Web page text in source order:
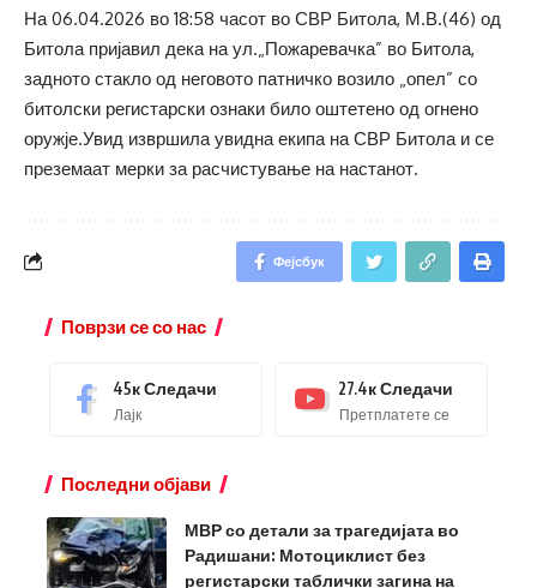
На 06.04.2026 во 18:58 часот во СВР Битола, М.В.(46) од
Битола пријавил дека на ул.„Пожаревачка” во Битола,
задното стакло од неговото патничко возило „опел” со
битолски регистарски ознаки било оштетено од огнено
оружје.Увид извршила увидна екипа на СВР Битола и се
преземаат мерки за расчистување на настанот.
Фејсбук
Поврзи се со нас
45кСледачи
Лајк
27.4кСледачи
Претплатете се
Последни објави
МВР со детали за трагедијата во
Радишани: Мотоциклист без
регистарски таблички загина на